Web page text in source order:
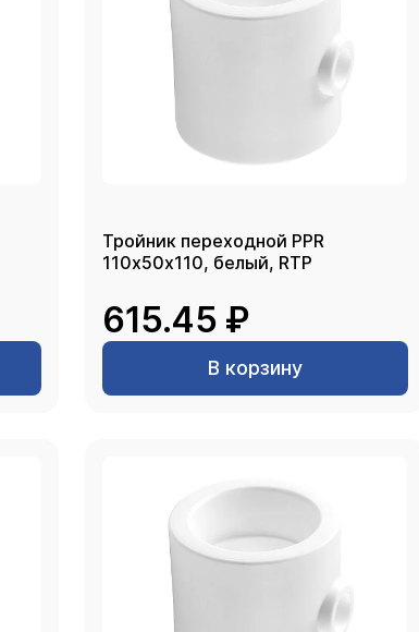
Тройник переходной PPR
110х50х110, белый, RTP
615.45 ₽
В корзину